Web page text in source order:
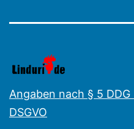
Angaben nach § 5
DSGVO